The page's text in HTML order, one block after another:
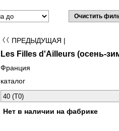
ПРЕДЫДУЩАЯ |
Les Filles d'Ailleurs (осень-
Франция
каталог
Нет в наличии на фабрике